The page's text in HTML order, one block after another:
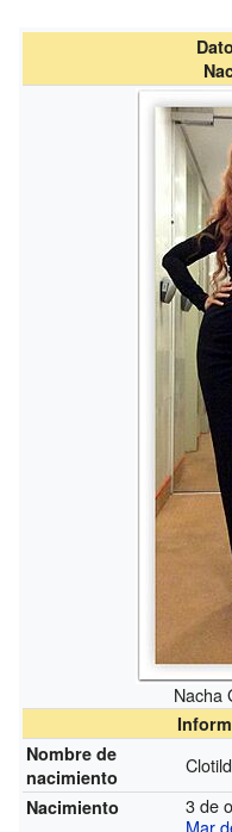
Nacha
Nombre de
nacimiento
Nacimiento
3 de
Mar